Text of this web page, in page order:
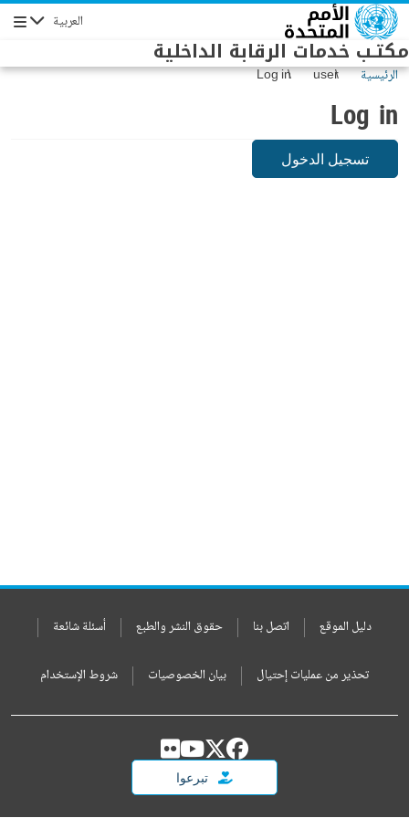
Skip to main content العربية
مكتـب خدمات الرقابة الداخلية
الرئيسية user
Log in
Log in
تسجيل الدخول
دليل الموقع اتصل بنا حقوق النشر والطبع أسئلة شائعة
تحذير من عمليات إحتيال بيان الخصوصيات شروط الإستخدام
تبرعوا